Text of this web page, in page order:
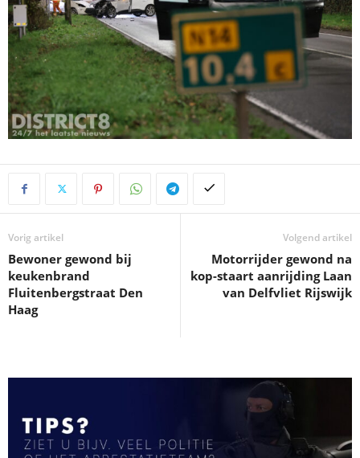
Vorig artikel
Bewoner gewond bij
keukenbrand
Fluitenbergstraat Den
Haag
Volgend artikel
Motorrijder gewond na
kop-staart aanrijding Laan
van Delfvliet Rijswijk